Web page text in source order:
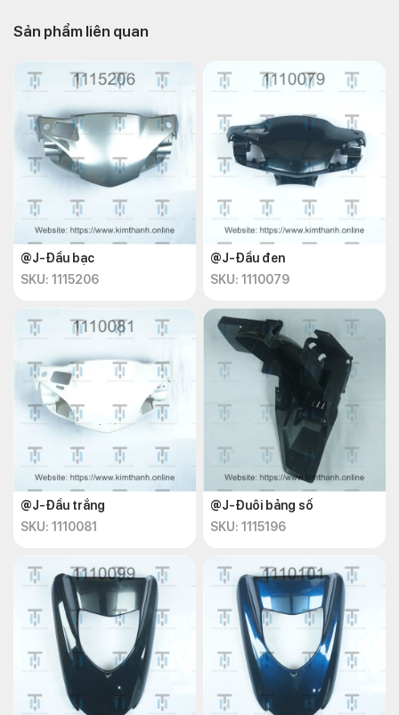
Sản phẩm liên quan
@J-Đầu bạc
SKU: 1115206
@J-Đầu đen
SKU: 1110079
@J-Đầu trắng
SKU: 1110081
@J-Đuôi bảng số
SKU: 1115196